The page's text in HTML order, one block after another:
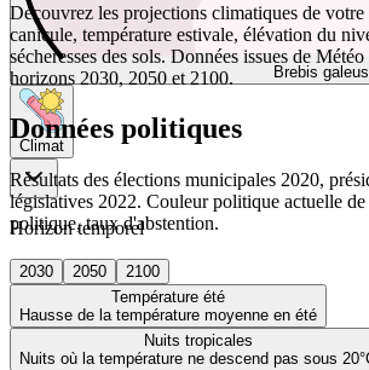
Brebis
Climat
Horizon temporel
2030 2050
2100
Température été
Hausse de la température moyenne en été
Nuits tropicales
Nuits où la température ne descend pas sous
Découvrez les projections climatiques de votre
canicule, température estivale, élévation du
sécheresses des sols. Données issues de
horizons 2030, 2050 et 2100.
Données politiques
Résultats des élections municipales 2020,
législatives 2022. Couleur politique actuelle
politique, taux d'abstention.